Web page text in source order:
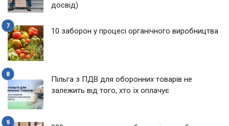
досвід)
10 заборон у процесі органічного виробництва
Пільга з ПДВ для оборонних товарів не
залежить від того, хто їх оплачує